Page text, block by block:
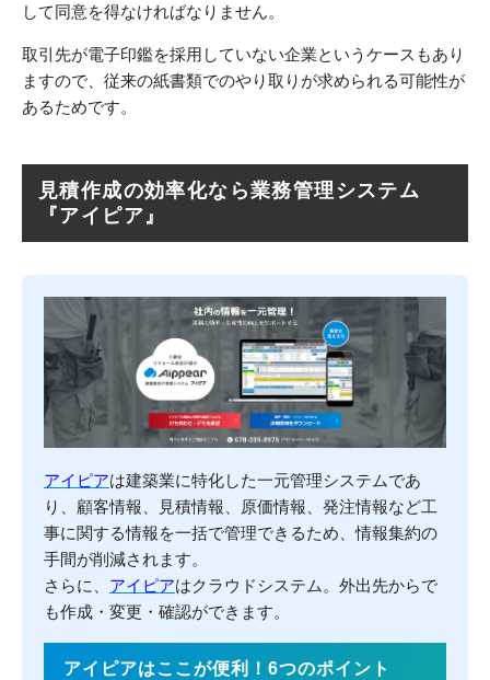
して同意を得なければなりません。
取引先が電子印鑑を採用していない企業というケースもあり
ますので、従来の紙書類でのやり取りが求められる可能性が
あるためです。
見積作成の効率化なら業務管理システム
『アイピア』
アイピアは建築業に特化した一元管理システムであ
り、顧客情報、見積情報、原価情報、発注情報など工
事に関する情報を一括で管理できるため、情報集約の
手間が削減されます。
さらに、 アイピアはクラウドシステム。外出先からで
も作成・変更・確認ができます。
アイピアはここが便利！6つのポイント